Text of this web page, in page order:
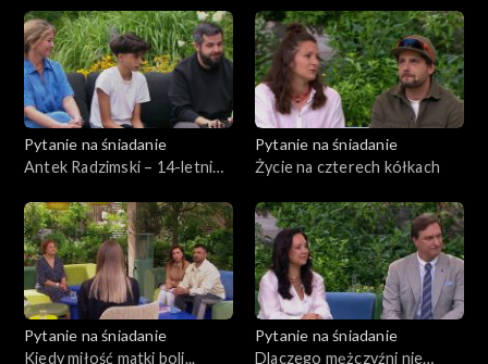
Pytanie na śniadanie
Antek Radzimski – 14-letni
wygląda życie jego rodziny?
Pytanie na śniadanie
Życie na czterech kółkach
Pytanie na śniadanie
Kiedy miłość matki boli...
Pytanie na śniadanie
Dlaczego mężczyźni nie